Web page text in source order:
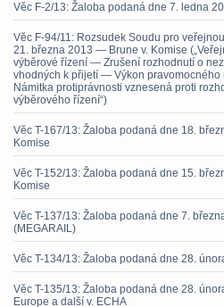
Věc F-2/13: Žaloba podaná dne 7. ledna
Věc F-94/11: Rozsudek Soudu pro
21. března 2013 — Brune v. Komise
výběrové řízení — Zrušení rozhodnutí o
vhodných k přijetí — Výkon
Námitka protiprávnosti vznesená proti
výběrového řízení“)
Věc T-167/13: Žaloba podaná dne 18.
Komise
Věc T-152/13: Žaloba podaná dne 15.
Komise
Věc T-137/13: Žaloba podaná dne 7.
(MEGARAIL)
Věc T-134/13: Žaloba podaná dne 28.
Věc T-135/13: Žaloba podaná dne 28.
Europe a další v. ECHA